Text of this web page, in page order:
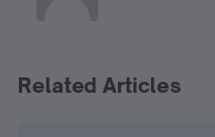
Related Articles